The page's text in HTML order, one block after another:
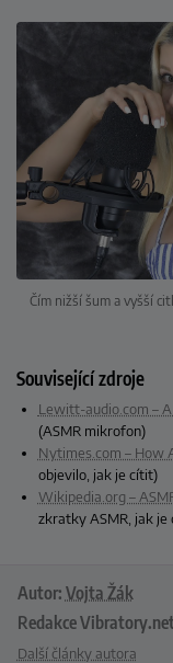
Čím nižší šum a vyšší
Související zdroje
Lewitt-audio.com –
(ASMR mikrofon)
Nytimes.com – How
objevilo, jak je cítit)
Wikipedia.org –
zkratky ASMR, jak je
Autor: Vojta Žák
Redakce Vibratory.net
Další články autora